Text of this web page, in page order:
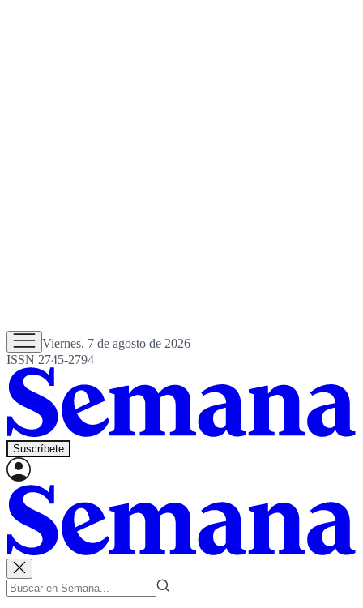
Viernes, 7 de agosto de 2026
ISSN 2745-2794
Suscríbete